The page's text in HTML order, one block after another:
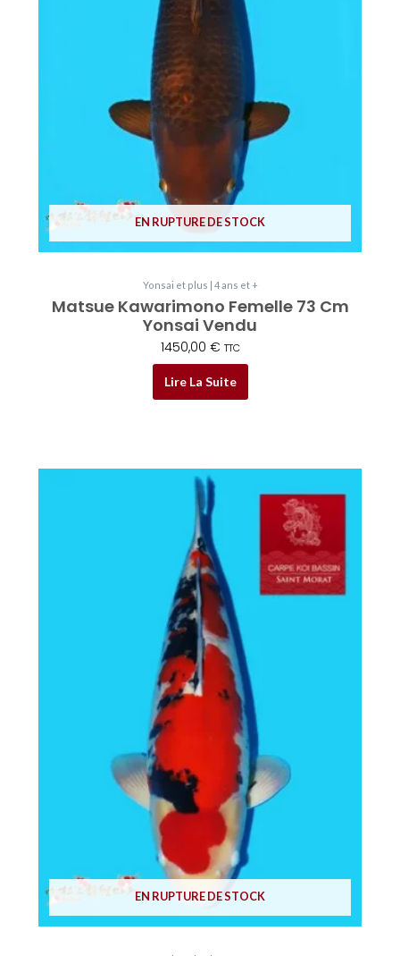
EN RUPTURE DE STOCK
Yonsai et plus | 4 ans et +
Matsue Kawarimono Femelle 73 Cm
Yonsai Vendu
1450,00 € TTC
Lire La Suite
EN RUPTURE DE STOCK